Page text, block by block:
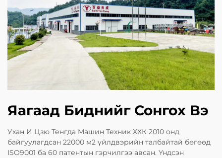
Яагаад Биднийг Сонгох Вэ
Ухан И Цзю Тенгда Машин Техник ХХК 2010 онд
байгуулагдсан 22000 м2 үйлдвэрийн талбайтай бөгөөд
ISO9001 ба 60 патентын гэрчилгээ авсан. Үндсэн